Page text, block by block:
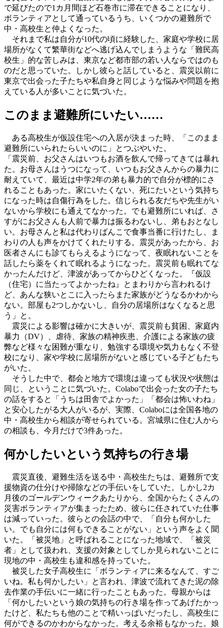
で延びたので1カ月間ほど石巻市に滞在できることになり、
ボランティアとして通っているうち、いくつかの避難所で
中・高校生と仲よくなった。
それまで私は自分が10代の頃に経験した、家庭や学校に居
場所がなくて繁華街などへ逃げ込んでしまうような「難民高
校生」的な苦しみは、東京など都市部の若い人ならではのも
のだと思っていた。しかし彼らと話していると、震災以前に
東京で出会った子たちや私自身と同じような悩みや問題を抱
えている人が多いことに気づいた。
このまま避難所にいたい……
ある高校生が仮設住宅への入居が決まった時、「このまま
避難所にいられたらいいのに」とつぶやいた。
「震災前、お父さんはいつもお酒を飲んで帰ってきては暴れ
た。お母さんはうつになって、いつもお父さんからの暴力に
耐えていて、最近は中学2年の弟も暴力的で自分が標的にさ
れることもあった。家にいたくない、死にたいという気持ち
になった時は自傷行為をした。信じられる友だちや先生がい
ないから学校にも通えてなかった。でも避難所にいれば、さ
すがにお父さんも人前で暴力は振るわないし、弟もおとなし
い。お母さんと私は代わりばんこで食事当番に行けたし、ま
わりの人も声をかけてくれたりする。震災があったから、お
医者さんにも診てもらえるようになって、夜眠れないことを
話したら薬をくれて眠れるようになった。震災前も眠れてな
かったんだけど、津波があってからひどくなった。『仮設
（住宅）に当たってよかったね』とまわりから言われるけ
ど、あんな狭いとこに入ったらまた家族がどうなるかわから
ない。部屋も2つしかないし、自分の居場所はなくなると思
う」と。
震災による影響は確かに大きいが、震災前も貧困、家庭内
暴力（DV）、虐待、家族の精神疾患、介護による家族の疲
弊など様々な困難が重なり、勉強する環境や気力もなく不登
校になり、家や学校に居場所がないと感じている子どもたち
がいた。
そうした中で、都会と地方で環境は違っても状況や状態は
同じ、ということに気づいた。Colaboで出会った女の子たち
の話をすると「うちは田舎でよかった」「都会は怖いわね」
と安心したがる大人がいるが、実際、Colaboには全国各地の
中・高校生から相談が寄せられている。宮城県に住む人から
の相談も、今月だけで3件あった。
何かしたいという気持ちの行き場
震災直後、避難生活を送る中・高校生たちは、避難所で支
援物資の仕分けや掃除などの手伝いをしていた。しかし2カ
月後のゴールデンウィークあたりから、全国からたくさんの
災害ボランティアが集まったため、彼らに任されていた仕事
は減っていった。彼らとの会話の中で、「自分も何かした
い。でも自分には何もできることがない」という声をよく聞
いた。「被災地」と呼ばれることになった地域で、「被災
者」として扱われ、支援の対象としてしか見られないことに
現地の中・高校生も違和感を持っていた。
被災した女子高校生に「ボランティアに来るなんて、すご
いね。私も何かしたい」と言われ、津波で流れてきた泥の除
去作業の手伝いに一緒に行ったこともあった。母親からは
「何かしたいという娘の気持ちの行き場を作ってあげたかっ
たけど、私たちも他のことで精いっぱいだったし、高校生に
何ができるのかわからなかった。考える余裕もなかった。娘